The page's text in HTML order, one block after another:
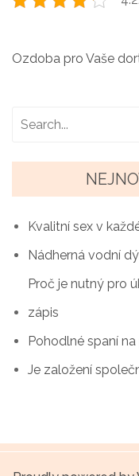
N
v
i
p
r
o
í
Ozdoba pro Vaše
Kvalitní sex v
Nádherná vodní
Proč je nutný pro
zápis
Pohodlné spaní
Je založení